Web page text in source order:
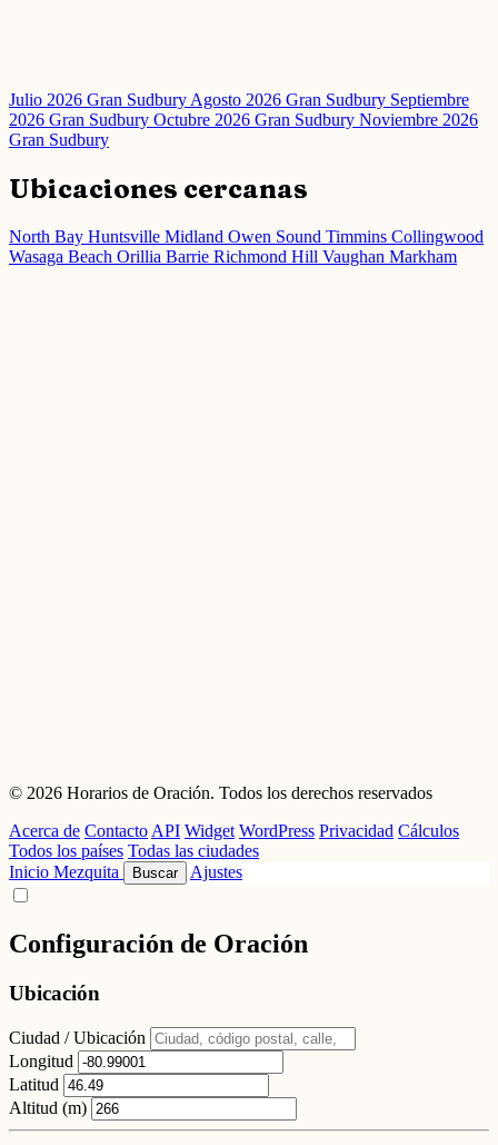
Julio 2026 Gran SudburyAgosto 2026 Gran Sudbury Septiembre
2026 Gran Sudbury Octubre 2026 Gran Sudbury Noviembre 2026
Gran Sudbury
Ubicaciones cercanas
North Bay Huntsville Midland Owen Sound Timmins Collingwood
Wasaga Beach Orillia Barrie Richmond Hill Vaughan Markham
© 2026 Horarios de Oración. Todos los derechos reservados
Acerca de Contacto API Widget WordPress Privacidad Cálculos
Todos los países Todas las ciudades
Inicio Mezquita Buscar Ajustes
Configuración de Oración
Ubicación
Ciudad / Ubicación
Longitud
Latitud
Altitud (m)